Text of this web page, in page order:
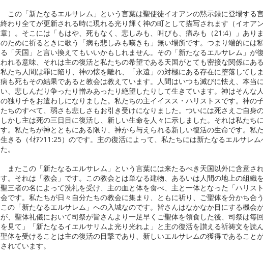
この「新たなるエルサレム」という言葉は聖使徒イオアンの黙示録に登場する
終わり全てが更新される時に現れる光り輝く神の町として描写されます（イオア
章）。そこには「もはや、死もなく、悲しみも、叫びも、痛みも（21:4）」あり
のために祈るときに歌う「病も悲しみも嘆きも」無い場所です。つまり端的には
る「天国」と言い換えてもいいかもしれません。その「新たなるエルサレム」が
われる意味、それは主の復活と私たちの希望である天国がとても密接な関係にあ
私たち人間は罪に陥り、神の懐を離れ、「永遠」の対極にある存在に堕落してし
病も死もその結果であると教会は教えています。人間はいつも滅びに怯え、本当
い、悲しんだり争ったり憎みあったり絶望したりして生きています。神はそんな
の独り子をお遣わしになりました。私たちの主イイスス・ハリストスです。神の
たちのすべて、弱さも悲しさもお引き受けになりました。ついには死さえご自身
しかし主は死の三日目に復活し、新しい生命を人々に示しました。それは私たち
す。私たちが神とともにある限り、神から与えられる新しい復活の生命です。私
生きる（ｲｵｱﾝ11:25）のです。主の復活によって、私たちには新たなるエルサレ
た。
またこの「新たなるエルサレム」という言葉には来たるべき天国以外に含意さ
す。それは「教会」です。この教会とは単なる建物、あるいは人間の地上の組織
聖三者の名によって洗礼を受け、主の血と体を食べ、主と一体となった「ハリス
会です。私たちが日々自分たちの教会に集まり、ともに祈り、ご聖体を分かち合
この「新たなるエルサレム」への入城なのです。皆さんはなかなか目にする機会
が、聖体礼儀において司祭が皆さんより一足早くご聖体を領食した後、司祭は毎
を見て」「新たなるイエルサリムよ光り光れよ」と主の復活を讃える祈祷文を読
聖体を受けることは主の復活の目撃であり、新しいエルサレムの獲得であること
されています。